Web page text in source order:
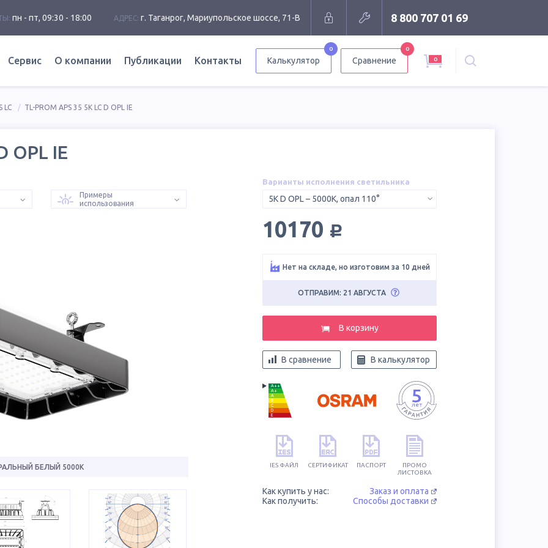
пн - пт, 09:30 - 18:00 АДРЕС: г. Таганрог, Мариупольское шоссе, 71-В 8 800 707 01 69
Сервис О компании Публикации Контакты Калькулятор
0
Сравнение
0
0
LC TL-PROM APS 35 5K LC D OPL IE
OPL IE
Примеры
использования
БЕЛЫЙ 5000К
Варианты исполнения светильника
5K D OPL – 5000K, опал 110°
10170 руб.
Нет на складе, но изготовим за 10 дней
ОТПРАВИМ: 21 АВГУСТА
В корзину
В сравнение В калькулятор
A++
A+
A
B
C
D
E
IES ФАЙЛ СЕРТИФИКАТ ПАСПОРТ
ПРОМО
ЛИСТОВКА
Как купить у нас:
Заказ и оплата
Как получить:
Способы доставки